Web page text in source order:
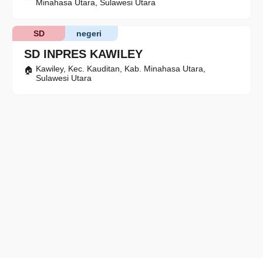
Minahasa Utara, Sulawesi Utara
SD INPRES KAWILEY
negeri
SD
Kawiley, Kec. Kauditan, Kab. Minahasa Utara,
Sulawesi Utara